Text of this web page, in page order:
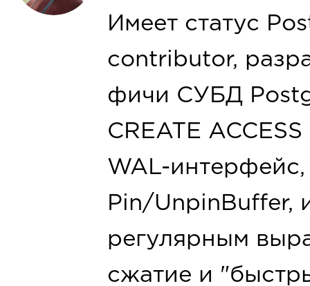
Имеет статус
contributor,
фичи СУБД
CREATE
WAL-
Pin/UnpinBuffer,
регулярным
сжатие и